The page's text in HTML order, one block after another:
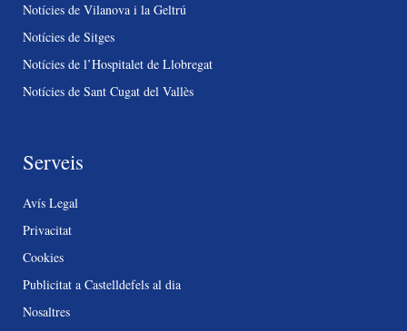
Notícies de Vilanova i la Geltrú
Notícies de Sitges
Notícies de l’Hospitalet de Llobregat
Notícies de Sant Cugat del Vallès
Serveis
Avís Legal
Privacitat
Cookies
Publicitat a Castelldefels al dia
Nosaltres